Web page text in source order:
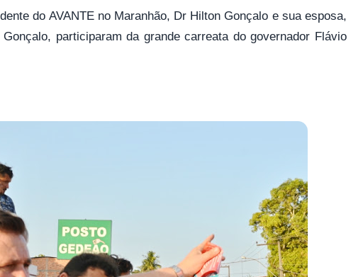
do AVANTE no Maranhão, Dr Hilton Gonçalo e sua esposa,
participaram da grande carreata do governador Flávio